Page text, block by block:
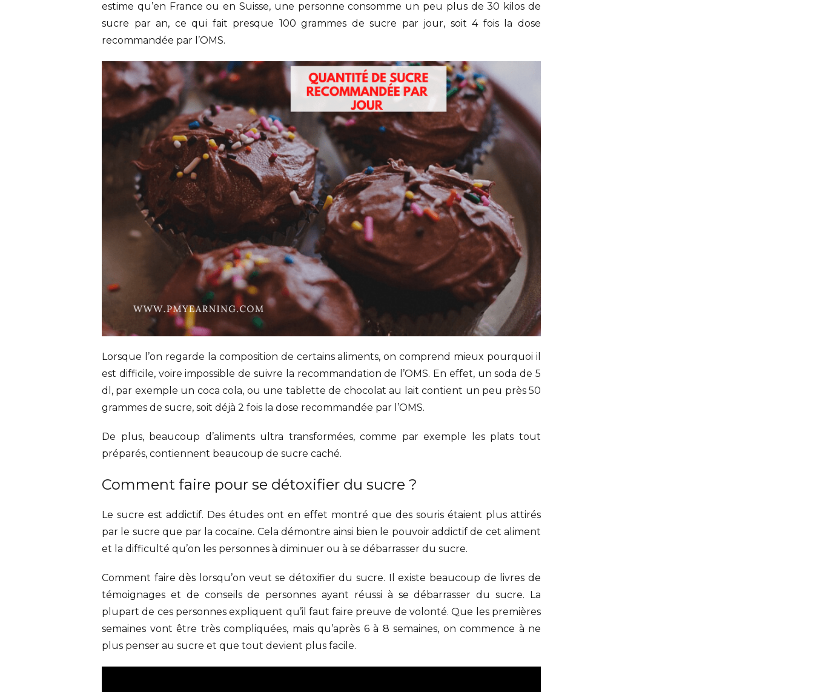
estime qu’en France ou en Suisse, une personne consomme un peu plus de 30 kilos de
sucre par an, ce qui fait presque 100 grammes de sucre par jour, soit 4 fois la dose
recommandée par l’OMS.
Lorsque l’on regarde la composition de certains aliments, on comprend mieux pourquoi il
est difficile, voire impossible de suivre la recommandation de l’OMS. En effet, un soda de 5
dl, par exemple un coca cola, ou une tablette de chocolat au lait contient un peu près 50
grammes de sucre, soit déjà 2 fois la dose recommandée par l’OMS.
De plus, beaucoup d’aliments ultra transformées, comme par exemple les plats tout
préparés, contiennent beaucoup de sucre caché.
Comment faire pour se détoxifier du sucre ?
Le sucre est addictif. Des études ont en effet montré que des souris étaient plus attirés
par le sucre que par la cocaïne. Cela démontre ainsi bien le pouvoir addictif de cet aliment
et la difficulté qu’on les personnes à diminuer ou à se débarrasser du sucre.
Comment faire dès lorsqu’on veut se détoxifier du sucre. Il existe beaucoup de livres de
témoignages et de conseils de personnes ayant réussi à se débarrasser du sucre. La
plupart de ces personnes expliquent qu’il faut faire preuve de volonté. Que les premières
semaines vont être très compliquées, mais qu’après 6 à 8 semaines, on commence à ne
plus penser au sucre et que tout devient plus facile.